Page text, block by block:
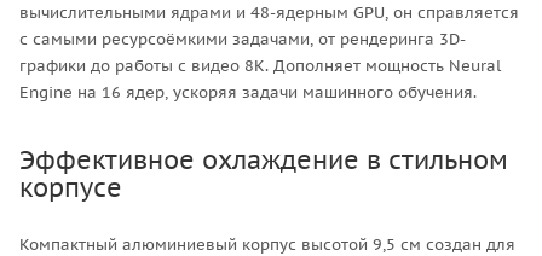
вычислительными ядрами и 48-ядерным GPU, он справляется
с самыми ресурсоёмкими задачами, от рендеринга 3D-
графики до работы с видео 8K. Дополняет мощность Neural
Engine на 16 ядер, ускоряя задачи машинного обучения.
Эффективное охлаждение в стильном
корпусе
Компактный алюминиевый корпус высотой 9,5 см создан для